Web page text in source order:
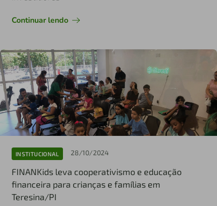
Continuar lendo
INSTITUCIONAL 28/10/2024
FINANKids leva cooperativismo e educação
financeira para crianças e famílias em
Teresina/PI